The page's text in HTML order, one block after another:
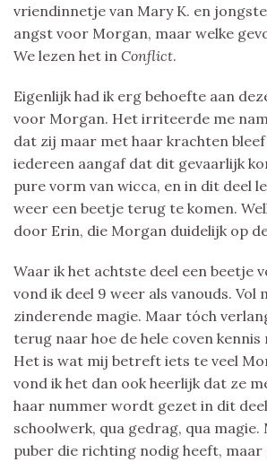
vriendinnetje van Mary K. en
angst voor Morgan, maar welke
We lezen het in Conflict.
Eigenlijk had ik erg behoefte aan
voor Morgan. Het irriteerde me
dat zij maar met haar krachten
iedereen aangaf dat dit gevaarlijk
pure vorm van wicca, en in dit deel
weer een beetje terug te komen.
door Erin, die Morgan duidelijk op
Waar ik het achtste deel een beetje
vond ik deel 9 weer als vanouds. Vol
zinderende magie. Maar tóch
terug naar hoe de hele coven
Het is wat mij betreft iets te veel
vond ik het dan ook heerlijk dat ze
haar nummer wordt gezet in dit
schoolwerk, qua gedrag, qua magie.
puber die richting nodig heeft, maar